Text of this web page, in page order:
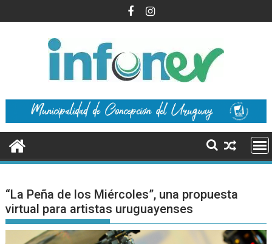
al
“La Peña de los Miércoles”, una propuesta
virtual para artistas uruguayenses